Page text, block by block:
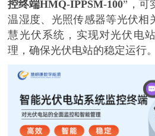
控终端HMQ-IPPSM-100”，可
温湿度、光照传感器等光伏相
慧光伏系统，实现对光伏电
理，确保光伏电站的稳定运行。